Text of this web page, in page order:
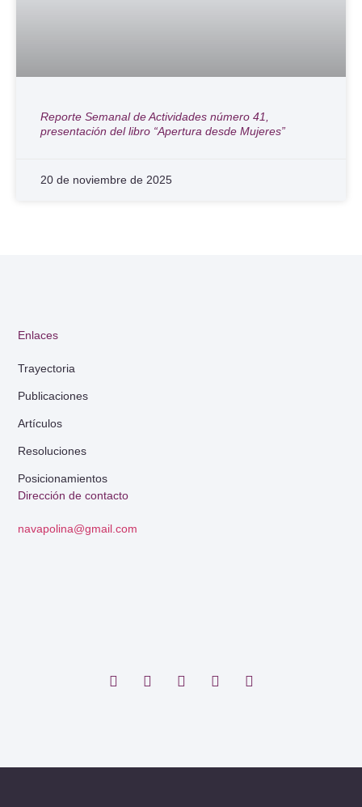
Reporte Semanal de Actividades número 41,
presentación del libro “Apertura desde Mujeres”
20 de noviembre de 2025
Dirección de contacto
navapolina@gmail.com
Enlaces
Trayectoria
Publicaciones
Artículos
Resoluciones
Posicionamientos